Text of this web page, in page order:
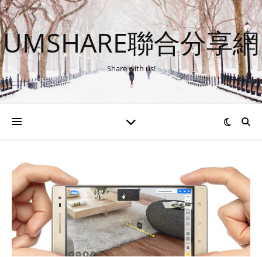
UMSHARE聯合分享網
Share with us!